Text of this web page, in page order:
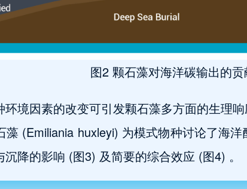
图2 颗石藻对海洋碳输出的贡
境因素的改变可引发颗石藻多方面的生理
藻 (Emiliania huxleyi) 为模式物种讨论了海
降的影响 (图3) 及简要的综合效应 (图4) 。